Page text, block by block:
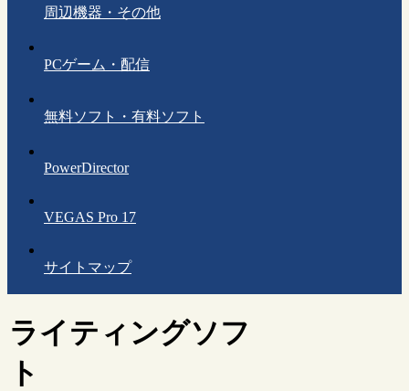
周辺機器・その他
PCゲーム・配信
無料ソフト・有料ソフト
PowerDirector
VEGAS Pro 17
サイトマップ
ライティングソフ
ト